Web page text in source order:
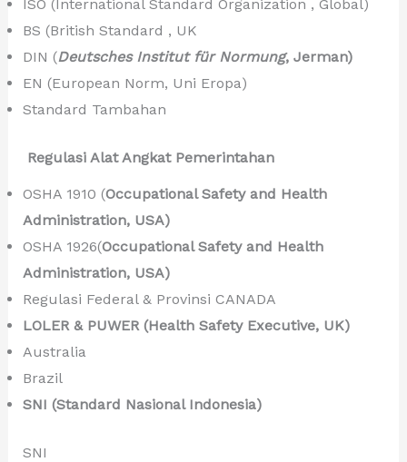
ISO (International Standard Organization , Global)
BS (British Standard , UK
DIN (Deutsches Institut für Normung, Jerman)
EN (European Norm, Uni Eropa)
Standard Tambahan
Regulasi Alat Angkat Pemerintahan
OSHA 1910 (Occupational Safety and Health
Administration, USA)
OSHA 1926(Occupational Safety and Health
Administration, USA)
Regulasi Federal & Provinsi CANADA
LOLER & PUWER (Health Safety Executive, UK)
Australia
Brazil
SNI (Standard Nasional Indonesia)
SNI